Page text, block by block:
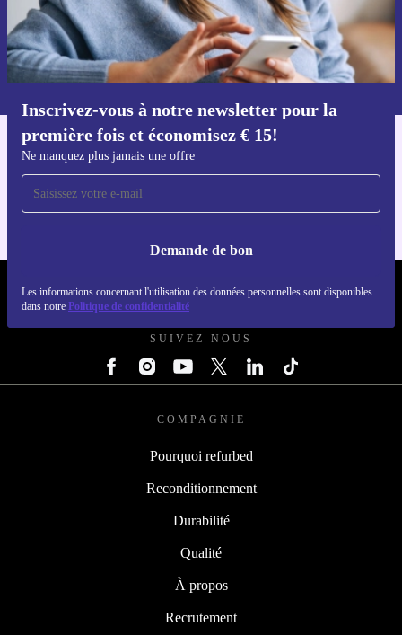
Inscrivez-vous à notre newsletter pour la
première fois et économisez € 15!
Politique de confidentialité
Voucher aanvragen
Retrouvez les informations sur l'utilisation des données personnelles
dans notre
politique de confidentialité.
Téléchargez l'application refurbed
Pour iOS et Android
REFURBED BELGIQUE - RETHINK NEW.
SUIVEZ-NOUS
COMPAGNIE
Pourquoi refurbed
Reconditionnement
Durabilité
Qualité
À propos
Recrutement